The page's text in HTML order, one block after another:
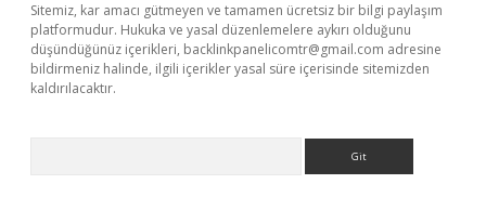
Sitemiz, kar amacı gütmeyen ve tamamen ücretsiz bir bilgi paylaşım
platformudur. Hukuka ve yasal düzenlemelere aykırı olduğunu
düşündüğünüz içerikleri, backlinkpanelicomtr@gmail.com adresine
bildirmeniz halinde, ilgili içerikler yasal süre içerisinde sitemizden
kaldırılacaktır.